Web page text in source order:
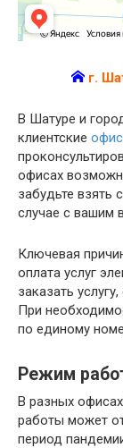
г.
В Шатуре и
клиентские
офисах
забудьте
случае с вашим
Ключевая
оплата услуг
заказать
При
по единому
Режим
В разных
работы может
период